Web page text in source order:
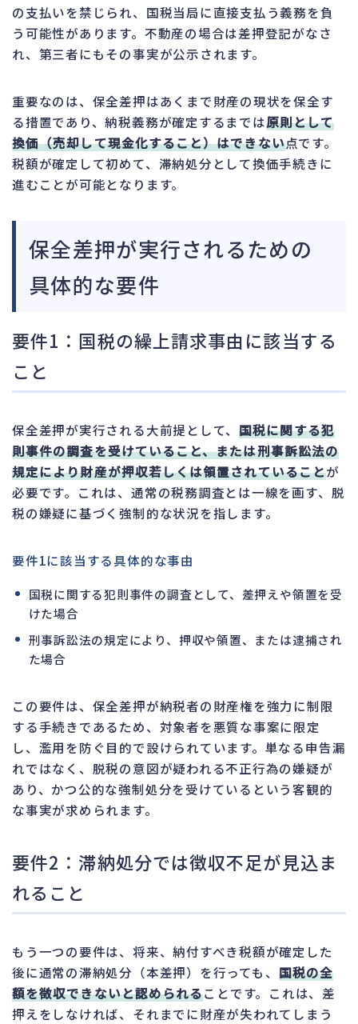
の支払いを禁じられ、国税当局に直接支払う義務を負
う可能性があります。不動産の場合は差押登記がなさ
れ、第三者にもその事実が公示されます。
重要なのは、保全差押はあくまで財産の現状を保全す
る措置であり、納税義務が確定するまでは原則として
換価（売却して現金化すること）はできない点です。
税額が確定して初めて、滞納処分として換価手続きに
進むことが可能となります。
保全差押が実行されるための
具体的な要件
要件1：国税の繰上請求事由に該当する
こと
保全差押が実行される大前提として、国税に関する犯
則事件の調査を受けていること、または刑事訴訟法の
規定により財産が押収若しくは領置されていることが
必要です。これは、通常の税務調査とは一線を画す、脱
税の嫌疑に基づく強制的な状況を指します。
要件1に該当する具体的な事由
国税に関する犯則事件の調査として、差押えや領置を受
けた場合
刑事訴訟法の規定により、押収や領置、または逮捕され
た場合
この要件は、保全差押が納税者の財産権を強力に制限
する手続きであるため、対象者を悪質な事案に限定
し、濫用を防ぐ目的で設けられています。単なる申告漏
れではなく、脱税の意図が疑われる不正行為の嫌疑が
あり、かつ公的な強制処分を受けているという客観的
な事実が求められます。
要件2：滞納処分では徴収不足が見込ま
れること
もう一つの要件は、将来、納付すべき税額が確定した
後に通常の滞納処分（本差押）を行っても、 国税の全
額を徴収できないと認められることです。これは、差
押えをしなければ、それまでに財産が失われてしまう